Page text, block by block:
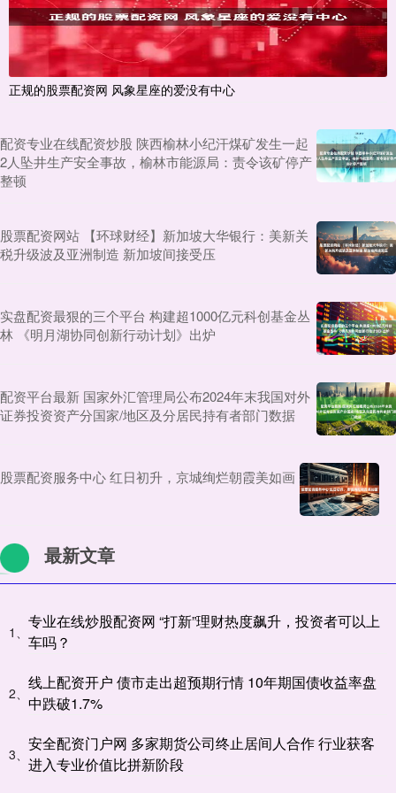
正规的股票配资网 风象星座的爱没有中心
配资专业在线配资炒股 陕西榆林小纪汗煤矿发生一起
2人坠井生产安全事故，榆林市能源局：责令该矿停产
整顿
股票配资网站 【环球财经】新加坡大华银行：美新关
税升级波及亚洲制造 新加坡间接受压
实盘配资最狠的三个平台 构建超1000亿元科创基金丛
林 《明月湖协同创新行动计划》出炉
配资平台最新 国家外汇管理局公布2024年末我国对外
证券投资资产分国家/地区及分居民持有者部门数据
股票配资服务中心 红日初升，京城绚烂朝霞美如画
最新文章
1、
专业在线炒股配资网 “打新”理财热度飙升，投资者可以上
车吗？
2、
线上配资开户 债市走出超预期行情 10年期国债收益率盘
中跌破1.7%
3、
安全配资门户网 多家期货公司终止居间人合作 行业获客
进入专业价值比拼新阶段